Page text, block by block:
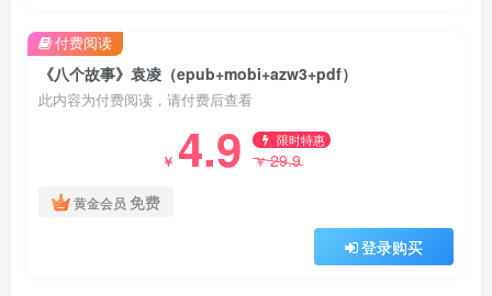
《八个故事》袁凌（epub+mobi+azw3+pdf）
此内容为付费阅读，请付费后查看
￥ 4.9 限时特惠
￥29.9
黄金会员 免费
登录购买
付费阅读